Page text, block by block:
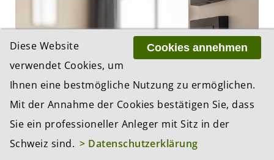
ZKB: Alte Faustregel zu Wohneigentum gilt
Cookies annehmen
Diese Website
verwendet Cookies, um
Ihnen eine bestmögliche Nutzung zu ermöglichen.
Mit der Annahme der Cookies bestätigen Sie, dass
Sie ein professioneller Anleger mit Sitz in der
Schweiz sind. > Datenschutzerklärung